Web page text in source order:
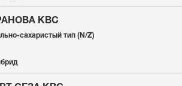
КВС
сахаристый тип (N/Z)